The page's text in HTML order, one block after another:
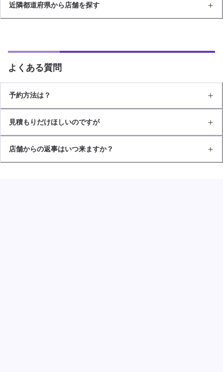
近隣都道府県から店舗を探す
よくある質問
予約方法は？
見積もりだけほしいのですが
店舗からの返事はいつ来ますか？